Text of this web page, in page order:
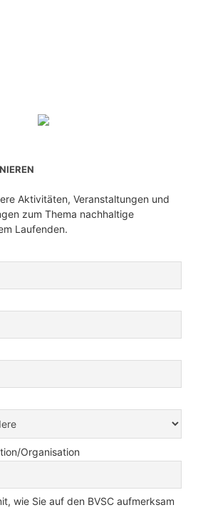
Aktivitäten, Veranstaltungen und
zum Thema nachhaltige
Laufenden.
Organisation
wie Sie auf den BVSC aufmerksam